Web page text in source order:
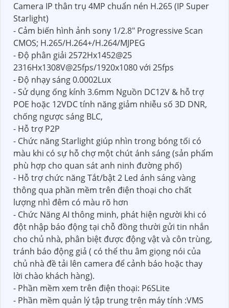
Camera IP thân trụ 4MP chuẩn nén H.265 (IP Super
Starlight)
- Cảm biến hình ảnh sony 1/2.8" Progressive Scan
CMOS; H.265/H.264+/H.264/MJPEG
- Độ phân giải 2572Hx1452@25
2316Hx1308V@25fps/1920x1080 với 25fps
- Độ nhạy sáng 0.0002Lux
- Sử dụng ống kính 3.6mm Nguồn DC12V & hỗ trợ
POE hoặc 12VDC tính năng giảm nhiễu số 3D DNR,
chống ngược sáng BLC,
- Hỗ trợ P2P
- Chức năng Starlight giúp nhìn trong bóng tối có
màu khi có sự hỗ chợ một chút ánh sáng (sản phẩm
phù hợp cho quan sát anh ninh đường phố)
- Hỗ trợ chức năng Tắt/bật 2 Led ánh sáng vàng
thông qua phần mềm trên điện thoại cho chất
lượng nhì đêm có màu rõ hơn
- Chức Năng AI thông minh, phát hiện người khi có
đột nhập báo động tại chỗ đồng thười gửi tin nhắn
cho chủ nhà, phân biệt được động vật và côn trùng,
tránh báo động giả ( có thể thu âm giọng nói của
chủ nhà đề tải lên camera để cảnh báo hoặc thay
lời chào khách hàng).
- Phần mềm xem trên điện thoại: P6SLite
- Phần mềm quản lý tập trung trên máy tính :VMS